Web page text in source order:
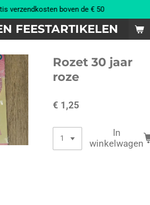
FEESTARTIKELEN
verzendkosten boven de € 50
Rozet 30 jaar
roze
€ 1,25
In
winkelwagen